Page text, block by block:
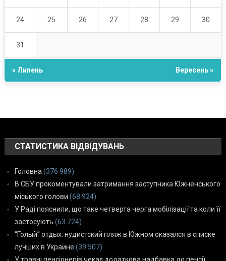
24 25 26 27 28 29 30
31
« Липень Вересень »
СТАТИСТИКА ВІДВІДУВАНЬ
Головна(376 989)
В СБУ прокоментували затримання заступника Южненського
міського голови (68 924)
У Раді пояснили, що таке четверта черга мобілізації та коли її
застосують (63 724)
“Голый” отдых: нудистский пляж в Южном оказался в списке
лучших в Украине (39 507)